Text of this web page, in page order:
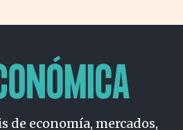
de economía, mercados,